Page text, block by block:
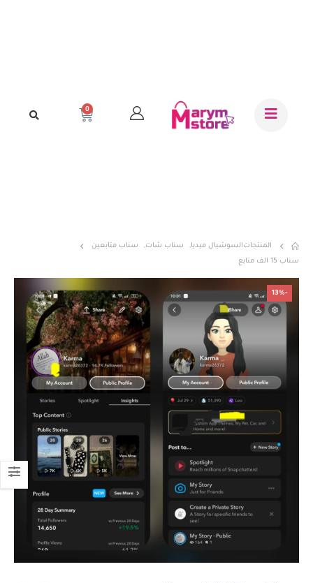
0
المنتجاتالسوشيال ميديا, سناب شات,
سناب متابعين
سناب 15 الف متابع
-13%